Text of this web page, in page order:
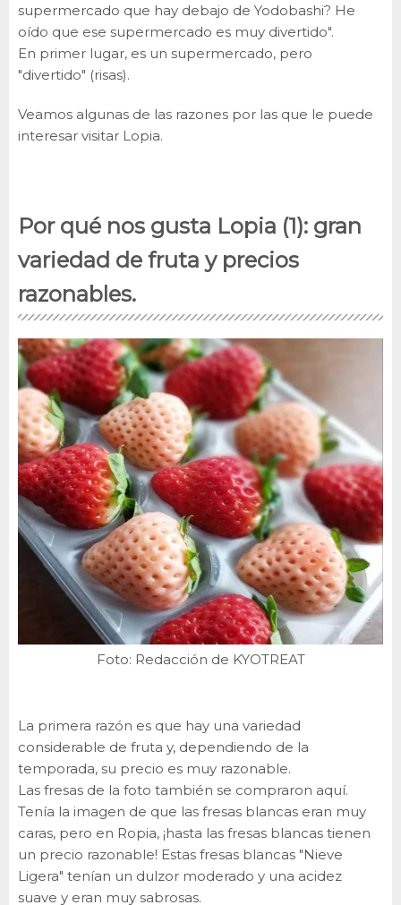
supermercado que hay debajo de Yodobashi? He
oído que ese supermercado es muy divertido".
En primer lugar, es un supermercado, pero
"divertido" (risas).
Veamos algunas de las razones por las que le puede
interesar visitar Lopia.
Por qué nos gusta Lopia (1): gran
variedad de fruta y precios
razonables.
Foto: Redacción de KYOTREAT
La primera razón es que hay una variedad
considerable de fruta y, dependiendo de la
temporada, su precio es muy razonable.
Las fresas de la foto también se compraron aquí.
Tenía la imagen de que las fresas blancas eran muy
caras, pero en Ropia, ¡hasta las fresas blancas tienen
un precio razonable! Estas fresas blancas "Nieve
Ligera" tenían un dulzor moderado y una acidez
suave y eran muy sabrosas.